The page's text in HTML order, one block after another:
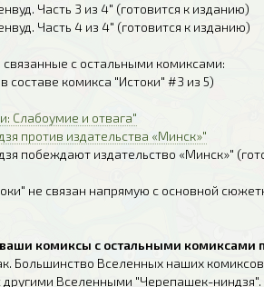
Часть 3 из 4" (готовится к изданию)
Часть 4 из 4" (готовится к изданию)
связанные с остальными комиксами:
составе комикса "Истоки" #3 из 5)
Слабоумие и отвага"
против издательства «Минск»"
побеждают издательство «Минск»"
не связан напрямую с основной
комиксы с остальными комиксами
Большинство Вселенных наших комиксов
Вселенными "Черепашек-